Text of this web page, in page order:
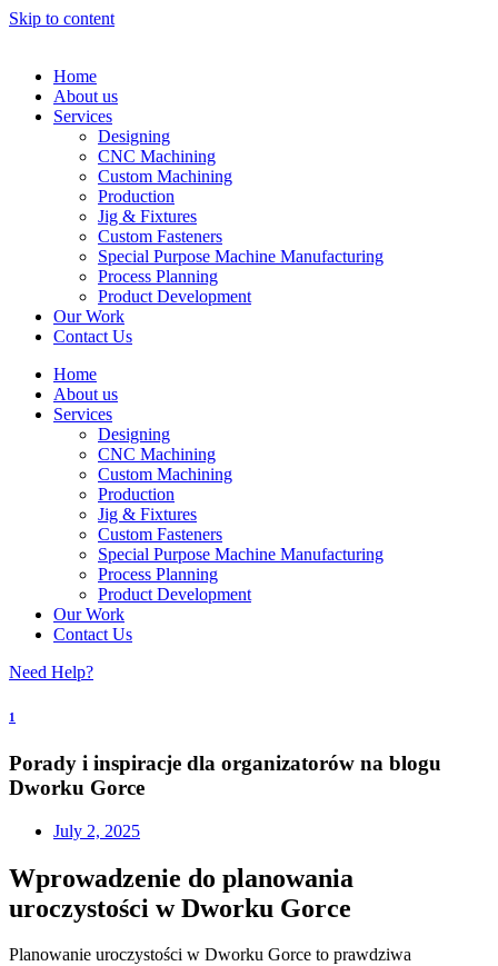
Skip to content
Home
About us
Services
Designing
CNC Machining
Custom Machining
Production
Jig & Fixtures
Custom Fasteners
Special Purpose Machine Manufacturing
Process Planning
Product Development
Our Work
Contact Us
Home
About us
Services
Designing
CNC Machining
Custom Machining
Production
Jig & Fixtures
Custom Fasteners
Special Purpose Machine Manufacturing
Process Planning
Product Development
Our Work
Contact Us
Need Help?
1
Porady i inspiracje dla organizatorów na blogu
Dworku Gorce
July 2, 2025
Wprowadzenie do planowania
uroczystości w Dworku Gorce
Planowanie uroczystości w Dworku Gorce to prawdziwa